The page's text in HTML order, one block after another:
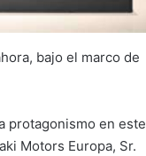
bajo el marco de
protagonismo en este
Motors Europa, Sr.